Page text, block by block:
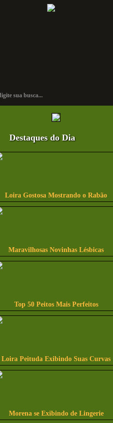
Destaques do Dia
Loira Gostosa Mostrando o Rabão
Maravilhosas Novinhas Lésbicas
Top 50 Peitos Mais Perfeitos
Loira Peituda Exibindo Suas Curvas
Morena se Exibindo de Lingerie